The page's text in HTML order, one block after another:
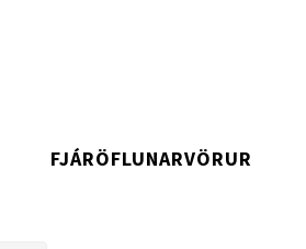
FJÁRÖFLUNARVÖRUR